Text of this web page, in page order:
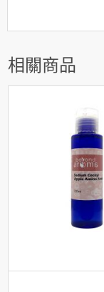
相關商品